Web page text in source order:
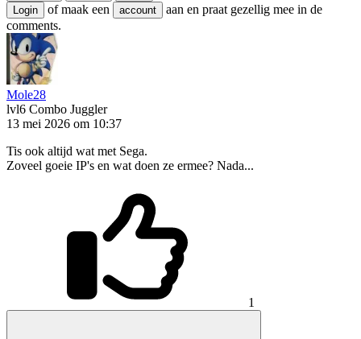
Login of maak een account
aan en praat gezellig mee in de
comments.
Mole28
lvl6 Combo Juggler
13 mei 2026 om 10:37
Tis ook altijd wat met Sega.
Zoveel goeie IP's en wat doen ze ermee? Nada...
1